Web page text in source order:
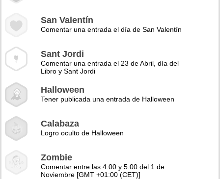
San Valentín
Comentar una entrada el día de San Valentín
Sant Jordi
Comentar una entrada el 23 de Abril, día del
Libro y Sant Jordi
Halloween
Tener publicada una entrada de Halloween
Calabaza
Logro oculto de Halloween
Zombie
Comentar entre las 4:00 y 5:00 del 1 de
Noviembre [GMT +01:00 (CET)]